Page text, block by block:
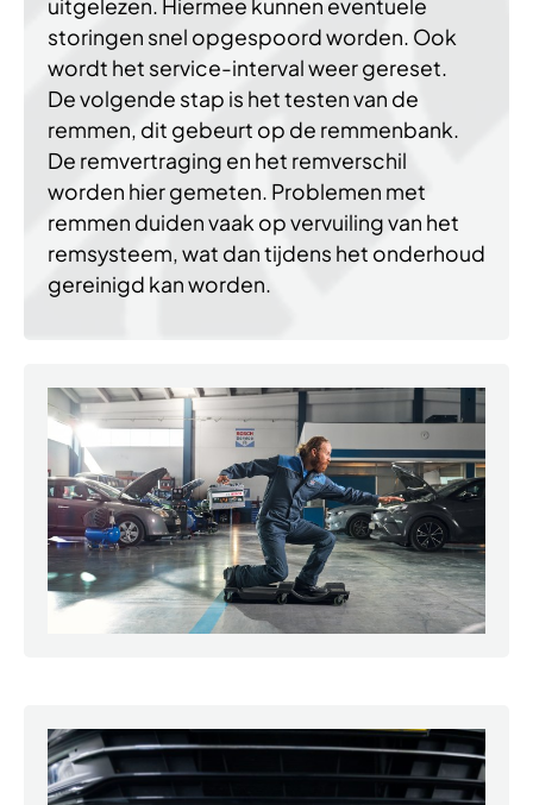
uitgelezen. Hiermee kunnen eventuele
storingen snel opgespoord worden. Ook
wordt het service-interval weer gereset.
De volgende stap is het testen van de
remmen, dit gebeurt op de remmenbank.
De remvertraging en het remverschil
worden hier gemeten. Problemen met
remmen duiden vaak op vervuiling van het
remsysteem, wat dan tijdens het onderhoud
gereinigd kan worden.